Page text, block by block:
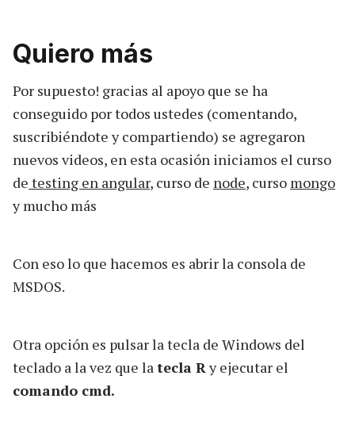
Quiero más
Por supuesto! gracias al apoyo que se ha
conseguido por todos ustedes (comentando,
suscribiéndote y compartiendo) se agregaron
nuevos videos, en esta ocasión iniciamos el curso
de testing en angular, curso de node, curso mongo
y mucho más
Con eso lo que hacemos es abrir la consola de
MSDOS.
Otra opción es pulsar la tecla de Windows del
teclado a la vez que la tecla R y ejecutar el
comando cmd.